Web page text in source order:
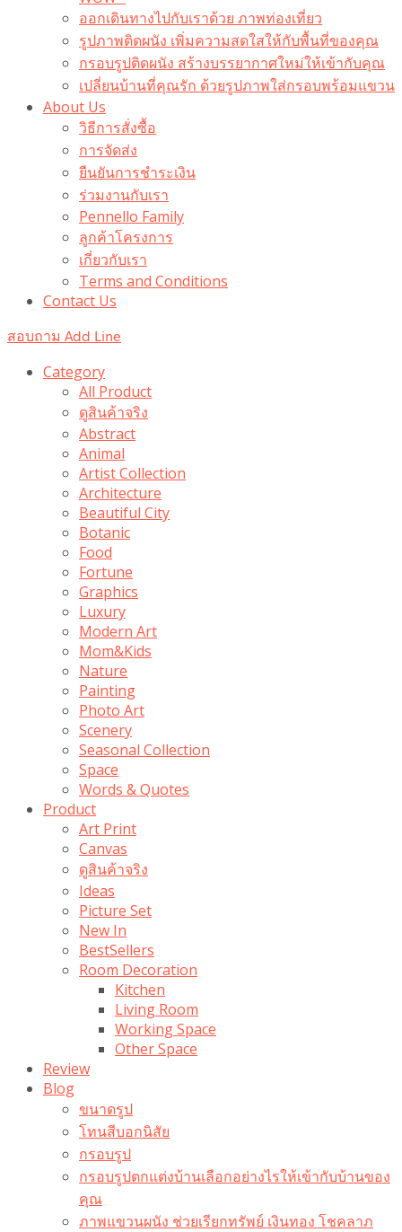
ออกเดินทางไปกับเราด้วย ภาพท่องเที่ยว
รูปภาพติดผนัง เพิ่มความสดใสให้กับพื้นที่ของคุณ
กรอบรูปติดผนัง สร้างบรรยากาศใหม่ให้เข้ากับคุณ
เปลี่ยนบ้านที่คุณรัก ด้วยรูปภาพใส่กรอบพร้อมแขวน​
About Us
วิธีการสั่งซื้อ
การจัดส่ง
ยืนยันการชำระเงิน
ร่วมงานกับเรา
Pennello Family
ลูกค้าโครงการ
เกี่ยวกับเรา
Terms and Conditions
Contact Us
สอบถาม Add Line
Category
All Product
ดูสินค้าจริง
Abstract
Animal
Artist Collection
Architecture
Beautiful City
Botanic
Food
Fortune
Graphics
Luxury
Modern Art
Mom&Kids
Nature
Painting
Photo Art
Scenery
Seasonal Collection
Space
Words & Quotes
Product
Art Print
Canvas
ดูสินค้าจริง
Ideas
Picture Set
New In
BestSellers
Room Decoration
Kitchen
Living Room
Working Space
Other Space
Review
Blog
ขนาดรูป
โทนสีบอกนิสัย
กรอบรูป
กรอบรูปตกแต่งบ้านเลือกอย่างไรให้เข้ากับบ้านของ
คุณ
ภาพแขวนผนัง ช่วยเรียกทรัพย์ เงินทอง โชคลาภ